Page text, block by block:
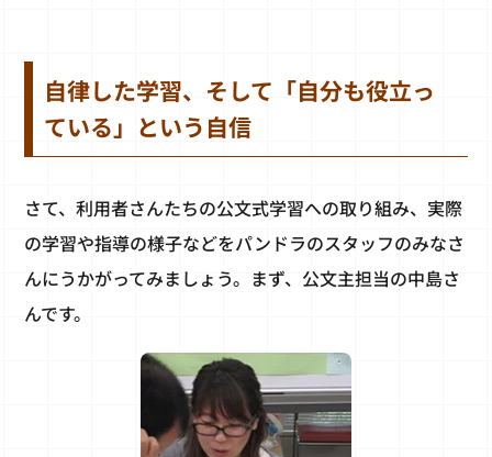
自律した学習、そして「自分も役立っ
ている」という自信
さて、利用者さんたちの公文式学習への取り組み、実際
の学習や指導の様子などをパンドラのスタッフのみなさ
んにうかがってみましょう。まず、公文主担当の中島さ
んです。